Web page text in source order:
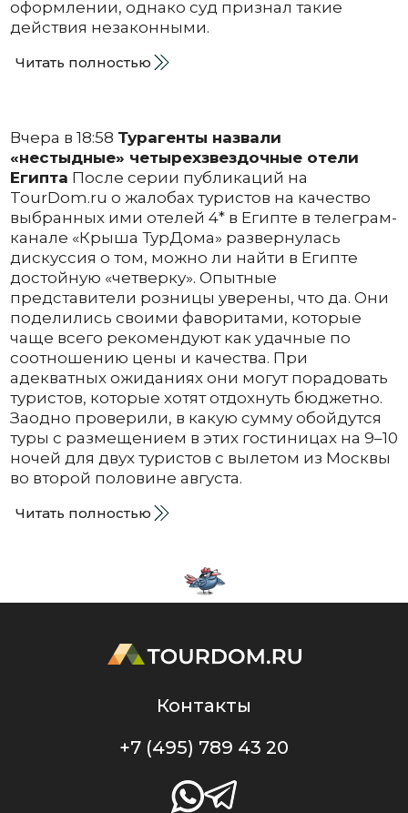
оформлении, однако суд признал такие
действия незаконными.
Читать полностью
Вчера в 18:58 Турагенты назвали
«нестыдные» четырехзвездочные отели
Египта После серии публикаций на
TourDom.ru о жалобах туристов на качество
выбранных ими отелей 4* в Египте в телеграм-
канале «Крыша ТурДома» развернулась
дискуссия о том, можно ли найти в Египте
достойную «четверку». Опытные
представители розницы уверены, что да. Они
поделились своими фаворитами, которые
чаще всего рекомендуют как удачные по
соотношению цены и качества. При
адекватных ожиданиях они могут порадовать
туристов, которые хотят отдохнуть бюджетно.
Заодно проверили, в какую сумму обойдутся
туры с размещением в этих гостиницах на 9–10
ночей для двух туристов с вылетом из Москвы
во второй половине августа.
Читать полностью
Контакты
+7 (495) 789 43 20